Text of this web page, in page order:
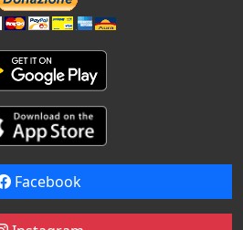
Facebook